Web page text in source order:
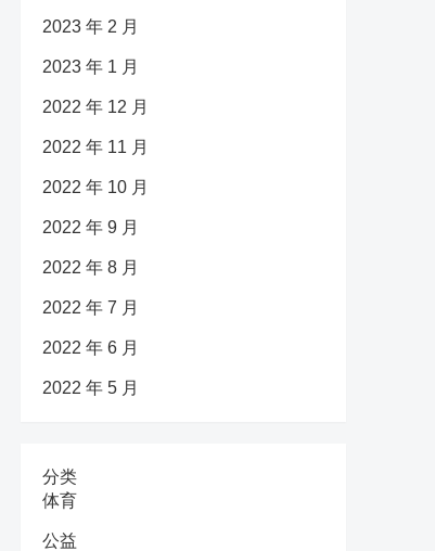
2023 年 2 月
2023 年 1 月
2022 年 12 月
2022 年 11 月
2022 年 10 月
2022 年 9 月
2022 年 8 月
2022 年 7 月
2022 年 6 月
2022 年 5 月
分类
体育
公益